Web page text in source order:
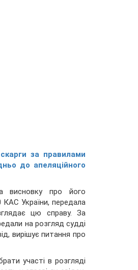
за правилами
до апеляційного
висновку про його
КАС України, передала
цю справу. За
на розгляд судді
вирішує питання про
участі в розгляді